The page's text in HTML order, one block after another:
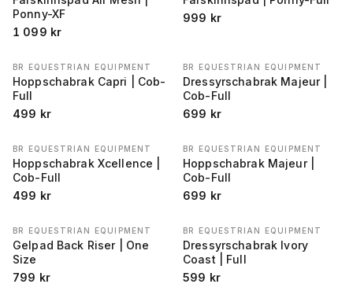
Ponny-XF
1 099 kr
999 kr
BR EQUESTRIAN EQUIPMENT
Hoppschabrak Capri | Cob-
Full
499 kr
BR EQUESTRIAN EQUIPMENT
Dressyrschabrak Majeur |
Cob-Full
699 kr
BR EQUESTRIAN EQUIPMENT
Hoppschabrak Xcellence |
Cob-Full
499 kr
BR EQUESTRIAN EQUIPMENT
Hoppschabrak Majeur |
Cob-Full
699 kr
BR EQUESTRIAN EQUIPMENT
Gelpad Back Riser | One
Size
799 kr
BR EQUESTRIAN EQUIPMENT
Dressyrschabrak Ivory
Coast | Full
599 kr